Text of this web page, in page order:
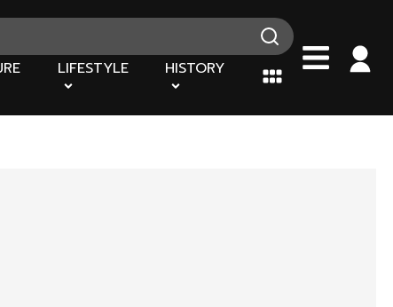
LIFESTYLE HISTORY